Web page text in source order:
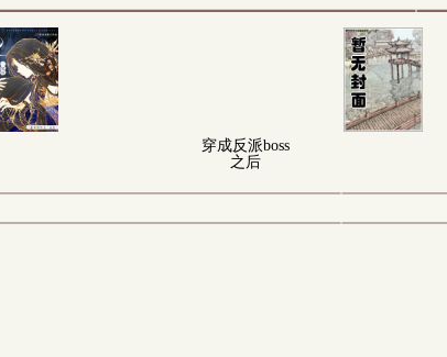
穿成反派boss
之后